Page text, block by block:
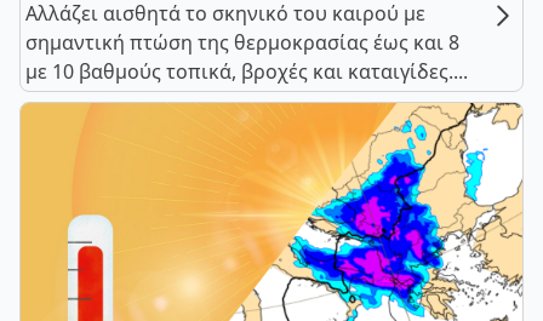
Αλλάζει αισθητά το σκηνικό του καιρού με
σημαντική πτώση της θερμοκρασίας έως και 8
με 10 βαθμούς τοπικά, βροχές και καταιγίδες....